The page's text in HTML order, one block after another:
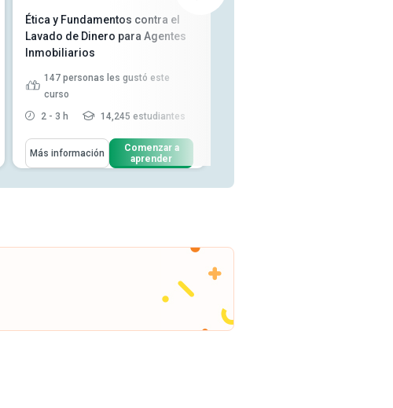
Ética y Fundamentos contra el
Lavado de Dinero para Agentes
Inmobiliarios
147 personas les gustó este
curso
2 - 3 h
14,245 estudiantes
Aprenderás Cómo
Analizar por qué la integridad y
Más información
Comenzar a
aprender